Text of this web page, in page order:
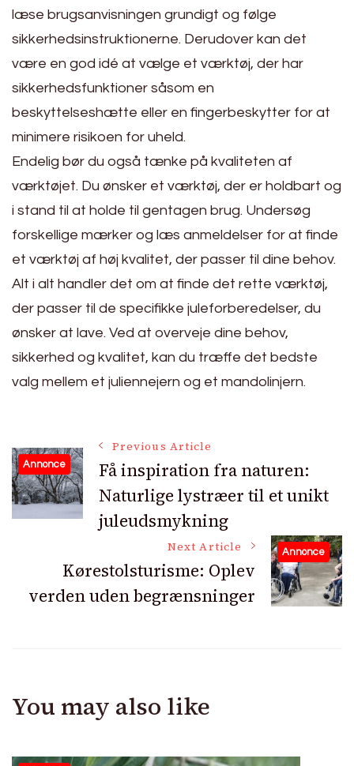
læse brugsanvisningen grundigt og følge
sikkerhedsinstruktionerne. Derudover kan det
være en god idé at vælge et værktøj, der har
sikkerhedsfunktioner såsom en
beskyttelseshætte eller en fingerbeskytter for at
minimere risikoen for uheld.
Endelig bør du også tænke på kvaliteten af
værktøjet. Du ønsker et værktøj, der er holdbart og
i stand til at holde til gentagen brug. Undersøg
forskellige mærker og læs anmeldelser for at finde
et værktøj af høj kvalitet, der passer til dine behov.
Alt i alt handler det om at finde det rette værktøj,
der passer til de specifikke juleforberedelser, du
ønsker at lave. Ved at overveje dine behov,
sikkerhed og kvalitet, kan du træffe det bedste
valg mellem et juliennejern og et mandolinjern.
Post
Navigation
Annonce
Previous Article
Få inspiration fra naturen:
Naturlige lystræer til et unikt
juleudsmykning
Annonce
Next Article
Kørestolsturisme: Oplev
verden uden begrænsninger
You may also like